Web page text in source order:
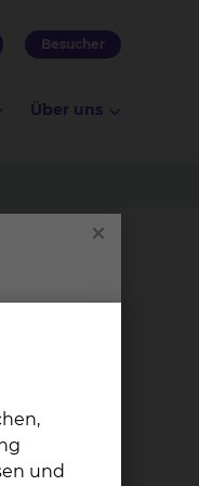
Besucher
Über uns
und